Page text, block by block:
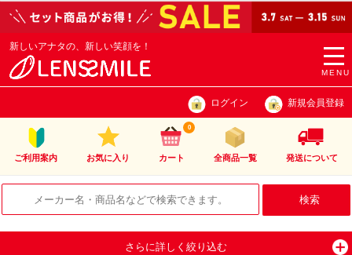
MENU
新しいアナタの、新しい笑顔を！
ログイン 新規会員登録
ご利用案内 お気に入り カート
0
全商品一覧 発送について
さらに詳しく絞り込む